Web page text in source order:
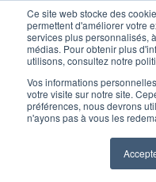
Ce site web stocke des
permettent d'améliorer votre
services plus personnalisés,
médias. Pour obtenir plus
utilisons, consultez notre
Vos informations
votre visite sur notre site.
préférences, nous devrons
n'ayons pas à vous les
Passer
contenu
Définition
»